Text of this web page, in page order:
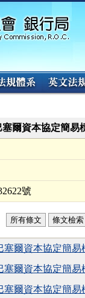
爾資本協定簡
號
所有條文 條文檢索
塞爾資本協定簡
塞爾資本協定簡
塞爾資本協定簡